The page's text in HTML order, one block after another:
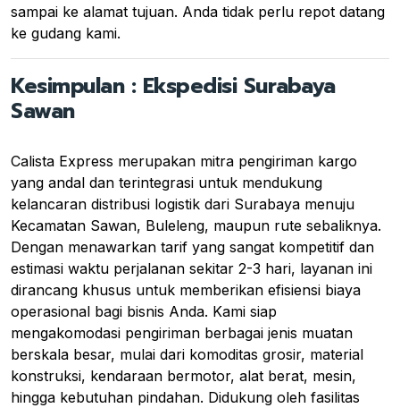
sampai ke alamat tujuan. Anda tidak perlu repot datang
ke gudang kami.
Kesimpulan : Ekspedisi Surabaya
Sawan
Calista Express merupakan mitra pengiriman kargo
yang andal dan terintegrasi untuk mendukung
kelancaran distribusi logistik dari Surabaya menuju
Kecamatan Sawan, Buleleng, maupun rute sebaliknya.
Dengan menawarkan tarif yang sangat kompetitif dan
estimasi waktu perjalanan sekitar 2-3 hari, layanan ini
dirancang khusus untuk memberikan efisiensi biaya
operasional bagi bisnis Anda. Kami siap
mengakomodasi pengiriman berbagai jenis muatan
berskala besar, mulai dari komoditas grosir, material
konstruksi, kendaraan bermotor, alat berat, mesin,
hingga kebutuhan pindahan. Didukung oleh fasilitas